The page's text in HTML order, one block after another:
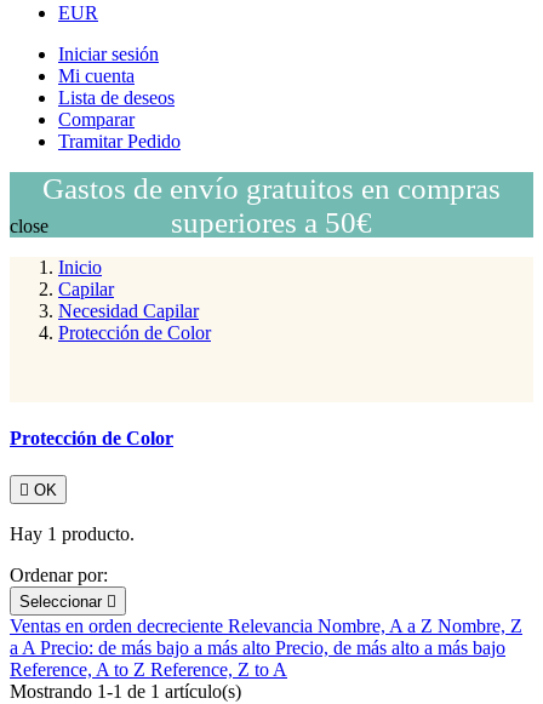
EUR
Iniciar sesión
Mi cuenta
Lista de deseos
Comparar
Tramitar Pedido
Gastos de envío gratuitos en compras
superiores a 50€
close
Inicio
Capilar
Necesidad Capilar
Protección de Color
Protección de Color
 OK
Hay 1 producto.
Ordenar por:
Seleccionar 
Ventas en orden decreciente Relevancia Nombre, A a Z Nombre, Z
a A Precio: de más bajo a más alto Precio, de más alto a más bajo
Reference, A to Z Reference, Z to A
Mostrando 1-1 de 1 artículo(s)